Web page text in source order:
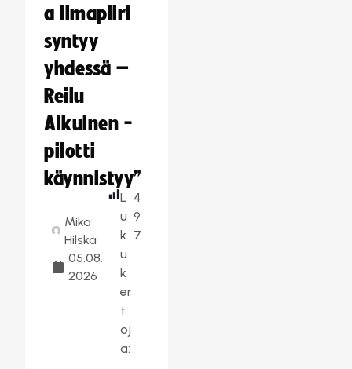
a ilmapiiri
syntyy
yhdessä –
Reilu
Aikuinen -
pilotti
käynnistyy”
Mika
Hilska
05.08.
2026
L
u
k
u
k
er
t
oj
a:
4
9
7